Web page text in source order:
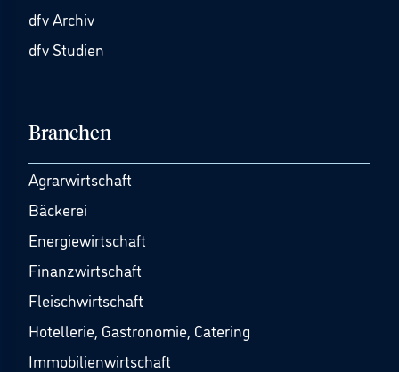
dfv Archiv
dfv Studien
Branchen
Agrarwirtschaft
Bäckerei
Energiewirtschaft
Finanzwirtschaft
Fleischwirtschaft
Hotellerie, Gastronomie, Catering
Immobilienwirtschaft